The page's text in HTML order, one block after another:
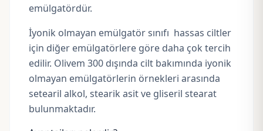
emülgatördür.
İyonik olmayan emülgatör sınıfı hassas ciltler
için diğer emülgatörlere göre daha çok tercih
edilir. Olivem 300 dışında cilt bakımında iyonik
olmayan emülgatörlerin örnekleri arasında
setearil alkol, stearik asitve gliseril stearat
bulunmaktadır.